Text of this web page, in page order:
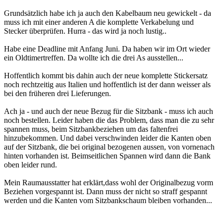
Grundsätzlich habe ich ja auch den Kabelbaum neu gewickelt - da
muss ich mit einer anderen A die komplette Verkabelung und
Stecker überprüfen. Hurra - das wird ja noch lustig..
Habe eine Deadline mit Anfang Juni. Da haben wir im Ort wieder
ein Oldtimertreffen. Da wollte ich die drei As ausstellen...
Hoffentlich kommt bis dahin auch der neue komplette Stickersatz
noch rechtzeitig aus Italien und hoffentlich ist der dann weisser als
bei den früheren drei Lieferungen.
Ach ja - und auch der neue Bezug für die Sitzbank - muss ich auch
noch bestellen. Leider haben die das Problem, dass man die zu sehr
spannen muss, beim Sitzbankbeziehen um das faltenfrei
hinzubekommen. Und dabei verschwinden leider die Kanten oben
auf der Sitzbank, die bei original bezogenen aussen, von vornenach
hinten vorhanden ist. Beimseitlichen Spannen wird dann die Bank
oben leider rund.
Mein Raumausstatter hat erklärt,dass wohl der Originalbezug vorm
Beziehen vorgespannt ist. Dann muss der nicht so straff gespannt
werden und die Kanten vom Sitzbankschaum bleiben vorhanden...